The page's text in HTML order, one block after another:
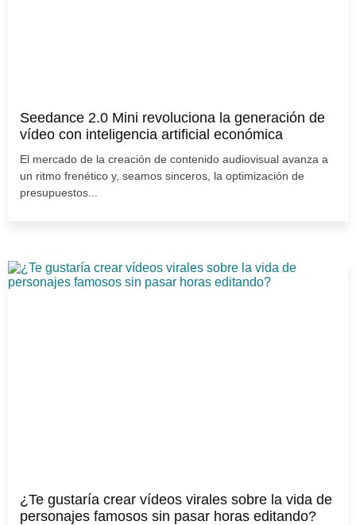
Seedance 2.0 Mini revoluciona la generación de
vídeo con inteligencia artificial económica
El mercado de la creación de contenido audiovisual avanza a
un ritmo frenético y, seamos sinceros, la optimización de
presupuestos...
¿Te gustaría crear vídeos virales sobre la vida de
personajes famosos sin pasar horas editando?